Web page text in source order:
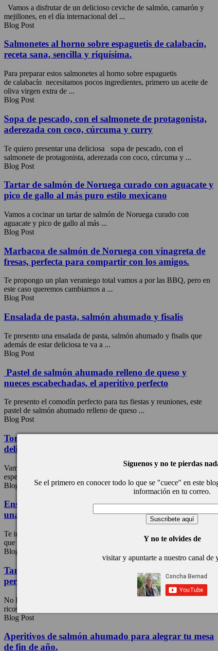
Vamos a disfrutar de un delicioso ceviche de salmón, camarón y
mejillones, en el día internacional del ...
Blog Post
Salmonetes al horno sobre espaguetis de calabacín,
receta sana, sencilla y riquísima.
Para preparar estos salmonetes al horno sobre espaguetis
de calabacín necesitamos pocos ingredientes, primero un aceite de
oliva virgen extra de ...
Blog Post
Sopa de pescado, con el salmonete de protagonista,
aderezada con coco, cúrcuma y curry
Te quiero presentar una deliciosa sopa de pescado, con el
salmonete de protagonista, aderezada con coco, cúrcuma y ...
Blog Post
Tartar de salmón de Noruega curado con aguacate y
pico de gallo al más puro estilo mexicano
Vamos a cocinar un tartar de salmón de Noruega curado con
aguacate y pico de gallo al más ...
Blog Post
Marbacoa de salmón de Noruega con vinagreta de
fresas, perfecta para compartir con los amigos.
Te propongo un plan veraniego total vamos a por las BBQ, pero en
este caso queremos cambiarnos a ...
Blog Post
Ensalada de pasta, salmón ahumado y fisalis
Te presento una ensalada de pasta, salmón ahumado y fisalis que
además de estar deliciosa te va a ...
Blog Post
Pastel de salmón ahumado relleno de queso y
nueces escabechadas, el aperitivo perfecto
Te presento el comodín perfecto para tus fiestas y reuniones, este
pastel de salmón ahumado relleno de queso ...
Blog Post
Tortitas con aguacate y salmón ahumado, una
delicia muy sencilla
Vamos a preparar unas tortitas con aguacate y salmón ahumado
espectaculares, puro sabor, colorido y frescura, una merienda ...
Blog Post
Ensalada de arroz blanco con salmón y calabaza,
una comida perfecta.
Te invito a esta rica ensalada de arroz blanco con salmón y calabaza
que es deliciosa, te va ...
Blog Post
Tartar de salmón fresco, ahumado y marinado con
pera y ceviche de champiñones
No lo dudes me encanta cocinar y servir a mis comensales platos
ricos y diferentes, bonitos que se ...
Blog Post
Aperitivos de salmón ahumado para alegrar tu mesa
de fin de año.
Síguenos y no te pierdas
Se el primero en conocer todo lo que se "cuece" en este
información en tu correo.
Y no te olvides de
visitar y apuntarte a nuestro canal de